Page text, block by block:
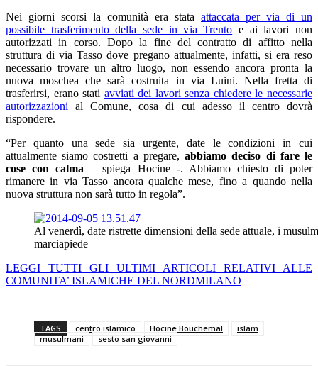
Nei giorni scorsi la comunità era stata attaccata per via di un
possibile trasferimento della sede in via Trento e ai lavori non
autorizzati in corso. Dopo la fine del contratto di affitto nella
struttura di via Tasso dove pregano attualmente, infatti, si era reso
necessario trovare un altro luogo, non essendo ancora pronta la
nuova moschea che sarà costruita in via Luini. Nella fretta di
trasferirsi, erano stati avviati dei lavori senza chiedere le necessarie
autorizzazioni al Comune, cosa di cui adesso il centro dovrà
rispondere.
“Per quanto una sede sia urgente, date le condizioni in cui
attualmente siamo costretti a pregare,abbiamo deciso di fare le
cose con calma – spiega Hocine -. Abbiamo chiesto di poter
rimanere in via Tasso ancora qualche mese, fino a quando nella
nuova struttura non sarà tutto in regola”.
Al venerdì, date ristrette dimensioni della sede attuale, i
marciapiede
LEGGI TUTTI GLI ULTIMI ARTICOLI RELATIVI ALLE
COMUNITA’ ISLAMICHE DEL NORDMILANO
TAGS centro islamico Hocine Bouchemal
islam
musulmani
sesto san giovanni